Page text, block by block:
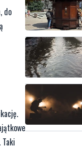
do